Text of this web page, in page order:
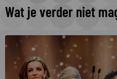
Wat je verder niet